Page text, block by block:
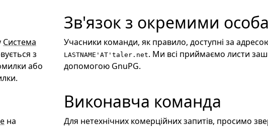
Система
з
або
Зв'язок з окремими
Учасники команди, як правило, доступні за
LASTNAME'AT'taler.net. Ми всі приймаємо листи
допомогою GnuPG.
на
Виконавча команда
Для нетехнічних комерційних запитів, просимо